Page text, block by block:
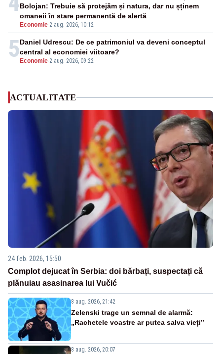
Economie-2 aug. 2026, 10:12
Bolojan: Trebuie să protejăm și natura, dar nu șținem
omaneii în stare permanentă de alertă
5 Economie-2 aug. 2026, 09:22
Daniel Udrescu: De ce patrimoniul va deveni conceptul
central al economiei viitoare?
ACTUALITATE
24 feb. 2026, 15:50
Complot dejucat în Serbia: doi bărbați, suspectați că
plănuiau asasinarea lui Vučić
8 aug. 2026, 21:42
Zelenski trage un semnal de alarmă:
„Rachetele voastre ar putea salva vieți”
8 aug. 2026, 20:07